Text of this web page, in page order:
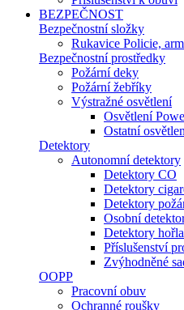
BEZPEČNOST
Bezpečnostní složky
Rukavice Policie,
Bezpečnostní prostředky
Požární deky
Požární žebříky
Výstražné osvětlení
Osvětlení
Ostatní
Detektory
Autonomní detektory
Detektory CO
Detektory
Detektory
Osobní
Detektory
Příslušenství
Zvýhodněné
OOPP
Pracovní obuv
Ochranné roušky